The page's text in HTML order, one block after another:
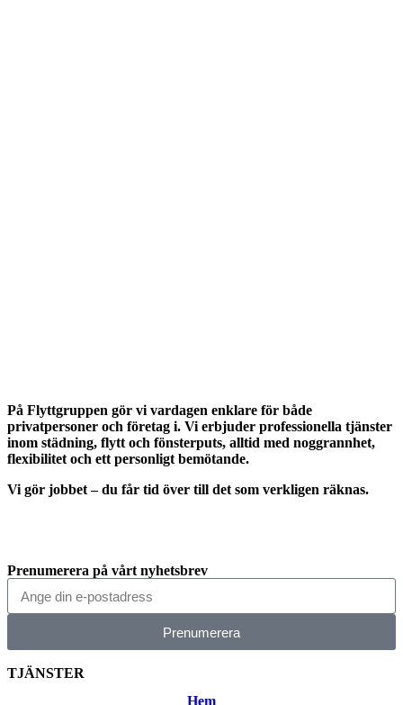
På Flyttgruppen gör vi vardagen enklare för både
privatpersoner och företag i. Vi erbjuder professionella tjänster
inom städning, flytt och fönsterputs, alltid med noggrannhet,
flexibilitet och ett personligt bemötande.
Vi gör jobbet – du får tid över till det som verkligen räknas.
Prenumerera på vårt nyhetsbrev
Prenumerera
TJÄNSTER
Hem